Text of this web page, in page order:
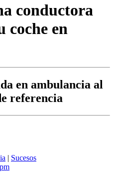
conductora
coche en
en ambulancia al
referencia
| Sucesos